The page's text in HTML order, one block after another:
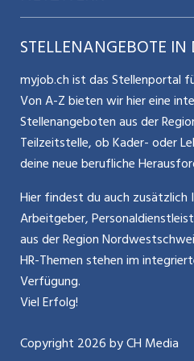
Pflege, Mobilisation,
Tätigkeiten
Arbeiten im
Organisation und
Gruppenanlässen
Besuch von
Erledigung
Besorgungen,
Zimmerpflege,
Besuche empfangen
Nutzungsbedingungen
Glossar
Kontakt
Impressum
Benutzermanual
Bewerber-Cockpit
Mitarbeiter 50+ / Pensionierung
Karriere allgemein
Führung
Bewerbung / Neuorientierung
Aktionen / News
Aargauerzeitung.ch
CH Media
ostjob.ch
zentraljob.ch
jobbasel.ch
jobbern.ch
jobmittelland.ch
jobzüri.ch
schaffu.ch (VS)
STELLENANGEBOTE IN
myjob.ch ist das Stellenportal
Von A-Z bieten wir hier eine
Stellenangeboten aus der
Teilzeitstelle, ob Kader- oder
deine neue berufliche
Hier findest du auch
Arbeitgeber,
aus der Region
HR-Themen stehen im
Verfügung.
Viel Erfolg!
Copyright 2026by CH Media